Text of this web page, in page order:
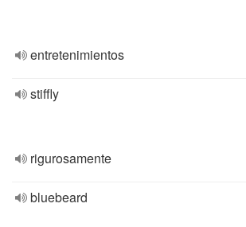
entretenimientos
stiffly
rigurosamente
bluebeard